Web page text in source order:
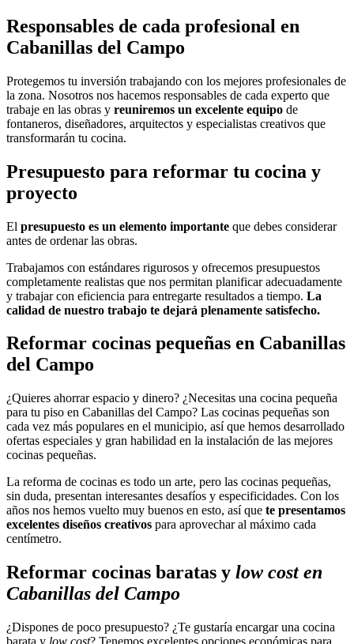
Responsables de cada profesional en
Cabanillas del Campo
Protegemos tu inversión trabajando con los mejores profesionales de
la zona. Nosotros nos hacemos responsables de cada experto que
trabaje en las obras y reuniremos un excelente equipo de
fontaneros, diseñadores, arquitectos y especialistas creativos que
transformarán tu cocina.
Presupuesto para reformar tu cocina y
proyecto
El presupuesto es un elemento importante que debes considerar
antes de ordenar las obras.
Trabajamos con estándares rigurosos y ofrecemos presupuestos
completamente realistas que nos permitan planificar adecuadamente
y trabajar con eficiencia para entregarte resultados a tiempo. La
calidad de nuestro trabajo te dejará plenamente satisfecho.
Reformar cocinas pequeñas en Cabanillas
del Campo
¿Quieres ahorrar espacio y dinero? ¿Necesitas una cocina pequeña
para tu piso en Cabanillas del Campo? Las cocinas pequeñas son
cada vez más populares en el municipio, así que hemos desarrollado
ofertas especiales y gran habilidad en la instalación de las mejores
cocinas pequeñas.
La reforma de cocinas es todo un arte, pero las cocinas pequeñas,
sin duda, presentan interesantes desafíos y especificidades. Con los
años nos hemos vuelto muy buenos en esto, así que te presentamos
excelentes diseños creativos para aprovechar al máximo cada
centímetro.
Reformar cocinas baratas y low cost en
Cabanillas del Campo
¿Dispones de poco presupuesto? ¿Te gustaría encargar una cocina